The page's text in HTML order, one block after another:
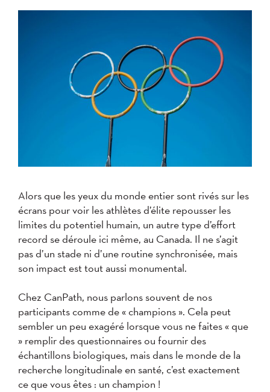
Alors que les yeux du monde entier sont rivés sur les
écrans pour voir les athlètes d’élite repousser les
limites du potentiel humain, un autre type d’effort
record se déroule ici même, au Canada. Il ne s’agit
pas d’un stade ni d’une routine synchronisée, mais
son impact est tout aussi monumental.
Chez CanPath, nous parlons souvent de nos
participants comme de « champions ». Cela peut
sembler un peu exagéré lorsque vous ne faites « que
» remplir des questionnaires ou fournir des
échantillons biologiques, mais dans le monde de la
recherche longitudinale en santé, c’est exactement
ce que vous êtes : un champion !